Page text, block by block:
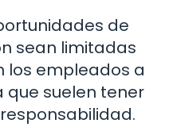
de
sean limitadas
los empleados a
suelen tener